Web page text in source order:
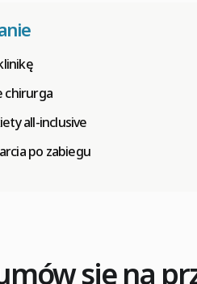
chirurga
all-inclusive
po zabiegu
się na